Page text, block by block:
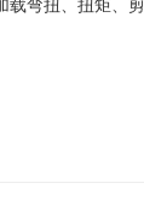
弯扭、扭矩、剪